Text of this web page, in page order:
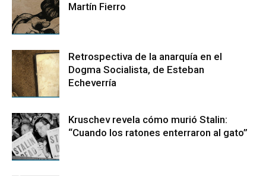
Martín Fierro
Retrospectiva de la anarquía en el
Dogma Socialista, de Esteban
Echeverría
Kruschev revela cómo murió Stalin:
“Cuando los ratones enterraron al gato”